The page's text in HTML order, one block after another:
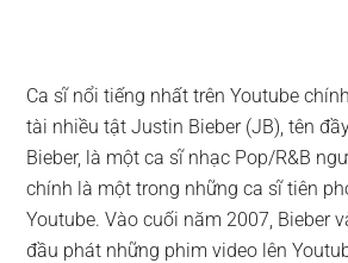
Ca sĩ nổi tiếng nhất trên Youtube
tài nhiều tật Justin Bieber (JB), tên
Bieber, là một ca sĩ nhạc Pop/R&B
chính là một trong những ca sĩ tiên
Youtube. Vào cuối năm 2007, Bieber
đầu phát những phim video lên